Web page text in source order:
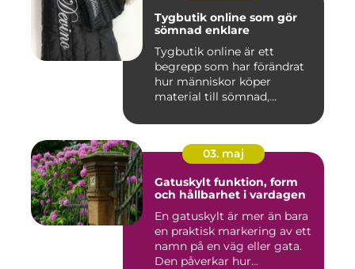
Tygbutik online som gör
sömnad enklare
Tygbutik online är ett
begrepp som har förändrat
hur människor köper
material till sömnad,
03. maj
Gatuskylt funktion, form
och hållbarhet i vardagen
En gatuskylt är mer än bara
en praktisk markering av ett
namn på en väg eller gata.
Den påverkar hur...